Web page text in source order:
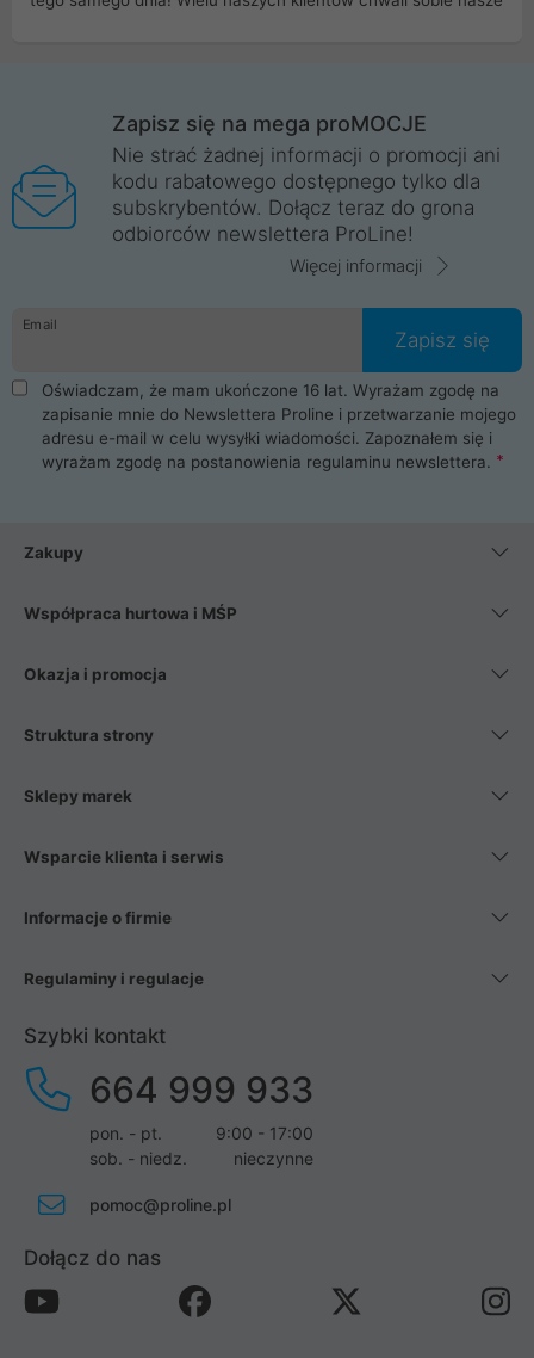
Wrocław, Poznań, Legnica, Katowice, Gliwice, Kalisz, Bytom,
Trzebnica, Opole. Szybka i profesjonalna obsługa!
ProLine to polska firma ze 100% polskim kapitałem. Działamy
legalnie i płacimy podatki w naszym kraju! Posiadamy siedzibę
główną w Mirkowie oraz salony na terenie kraju. Cała
komunikacja ze sklepem komputerowym ProLine jest
danych osobowych. Dlatego zakup notebooka albo laptopa w
ProLine to czysta przyjemność i pełne bezpieczeństwo.
Zaopatrzysz się u nas w akcesoria i części komputerowe
takie jak procesory, karty graficzne, płyty główne, pamięci,
dyski SSD, M.2 oraz HDD. Nasi pracownicy pomogą Ci wybrać
najlepszy zasilacz komputerowy oraz obudowę do komputera.
Poza komputerami mamy również najlepsze na rynku
Smartfony takich producentów jak Xiaomi, Apple, Samsung i
wentylatory. Na koniec mając już to wszystko, możesz
Zapisz się na mega proMOCJE
Nie strać żadnej informacji o promocji ani
kodu rabatowego dostępnego tylko dla
subskrybentów. Dołącz teraz do grona
odbiorców newslettera ProLine!
Więcej informacji
Email
Zapisz się
Oświadczam, że mam ukończone 16 lat. Wyrażam zgodę na
zapisanie mnie do Newslettera Proline i przetwarzanie mojego
adresu e-mail w celu wysyłki wiadomości. Zapoznałem się i
wyrażam zgodę na postanowienia regulaminu newslettera.
Zakupy
Współpraca hurtowa i MŚP
Okazja i promocja
Struktura strony
Sklepy marek
Wsparcie klienta i serwis
Informacje o firmie
Regulaminy i regulacje
Szybki kontakt
664 999 933
pon. - pt.
9:00 - 17:00
sob. - niedz.
nieczynne
pomoc@proline.pl
Dołącz do nas